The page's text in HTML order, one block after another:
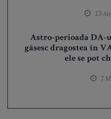
13
Astro-perioada DA-
găsesc dragostea în
ele se pot
7